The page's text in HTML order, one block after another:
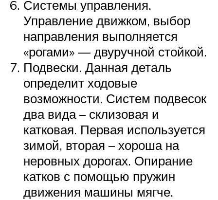
Системы управления.
Управление движком, выбор
направления выполняется
«рогами» — двуручной стойкой.
Подвески. Данная деталь
определит ходовые
возможности. Систем подвесок
два вида – склизовая и
катковая. Первая используется
зимой, вторая – хороша на
неровных дорогах. Опирание
катков с помощью пружин
движения машины мягче.